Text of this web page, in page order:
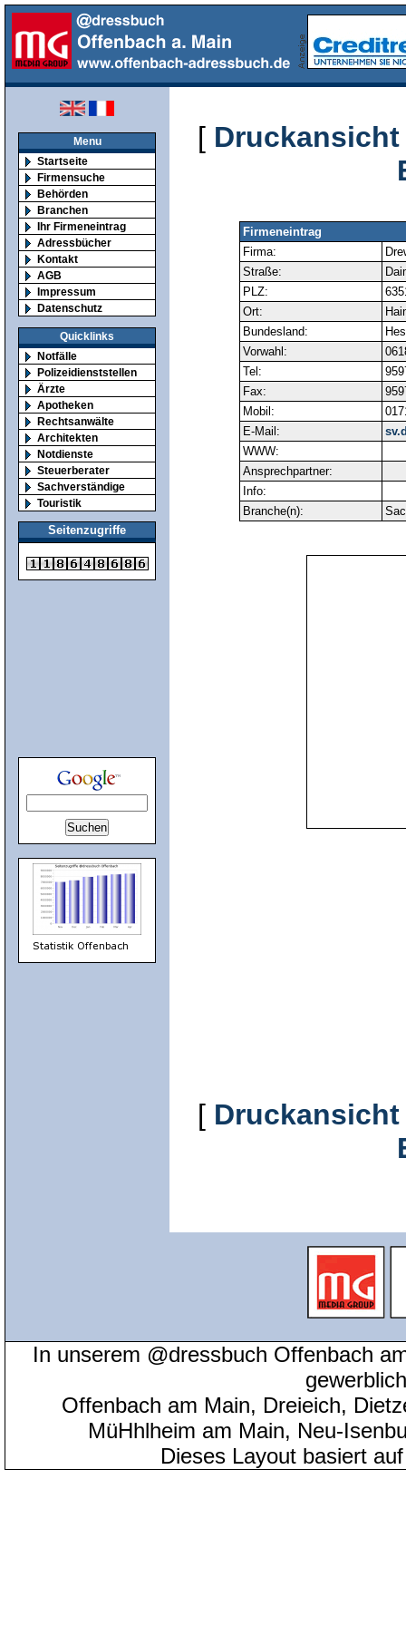
Menu
Startseite
Firmensuche
Behörden
Branchen
Ihr Firmeneintrag
Adressbücher
Kontakt
AGB
Impressum
Datenschutz
Quicklinks
Notfälle
Polizeidienststellen
Ärzte
Apotheken
Rechtsanwälte
Architekten
Notdienste
Steuerberater
Sachverständige
Touristik
Seitenzugriffe
[ Druckansicht
Firmeneintrag
Firma:
Straße:
PLZ:
Ort:
Bundesland:
Vorwahl:
Tel:
Fax:
Mobil:
E-Mail:
WWW:
Ansprechpartner:
Info:
Branche(n):
[ Druckansicht
In unserem @dressbuch Offenbach
Offenbach am Main, Dreieich,
MüHhlheim am Main, Neu-
Dieses Layout basiert